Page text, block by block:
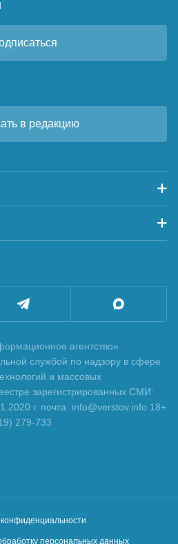
в редакцию
агентство»
службой по надзору в сфере
и массовых
зарегистрированных СМИ:
г. почта: info@verstov.info 18+
279-733
персональных данных